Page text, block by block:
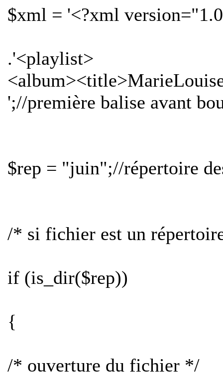
$xml = '<?xml
.'<playlist>
';//première balise avant
$rep = "juin";//répertoire
/* si fichier est un
if (is_dir($rep))
{
/* ouverture du fichier */